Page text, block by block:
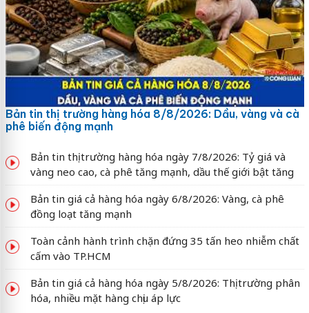
Bản tin thị trường hàng hóa 8/8/2026: Dầu, vàng và cà
phê biến động mạnh
Bản tin thị trường hàng hóa ngày 7/8/2026: Tỷ giá và
vàng neo cao, cà phê tăng mạnh, dầu thế giới bật tăng
Bản tin giá cả hàng hóa ngày 6/8/2026: Vàng, cà phê
đồng loạt tăng mạnh
Toàn cảnh hành trình chặn đứng 35 tấn heo nhiễm chất
cấm vào TP.HCM
Bản tin giá cả hàng hóa ngày 5/8/2026: Thị trường phân
hóa, nhiều mặt hàng chịu áp lực